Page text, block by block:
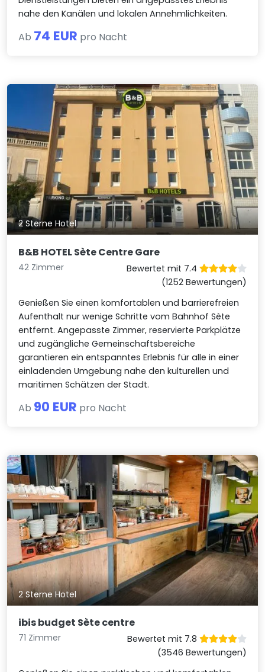
nahe den Kanälen und lokalen Annehmlichkeiten.
Ab 74 EUR pro Nacht
2 Sterne Hotel
B&B HOTEL Sète Centre Gare
42 Zimmer
Bewertet mit 7.4
(1252 Bewertungen)
Genießen Sie einen komfortablen und barrierefreien
Aufenthalt nur wenige Schritte vom Bahnhof Sète
entfernt. Angepasste Zimmer, reservierte Parkplätze
und zugängliche Gemeinschaftsbereiche
garantieren ein entspanntes Erlebnis für alle in einer
einladenden Umgebung nahe den kulturellen und
maritimen Schätzen der Stadt.
Ab 90 EUR pro Nacht
2 Sterne Hotel
ibis budget Sète centre
71 Zimmer
Bewertet mit 7.8
(3546 Bewertungen)